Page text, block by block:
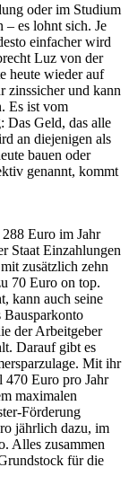
oder im Studium
– es lohnt sich. Je
einfacher wird
Luz von der
heute wieder auf
zinssicher und kann
Es ist vom
Das Geld, das alle
an diejenigen als
bauen oder
genannt, kommt
288 Euro im Jahr
Staat Einzahlungen
zusätzlich zehn
70 Euro on top.
kann auch seine
der Arbeitgeber
Darauf gibt es
Mit ihr
470 Euro pro Jahr
maximalen
Förderung
jährlich dazu, im
Alles zusammen
für die